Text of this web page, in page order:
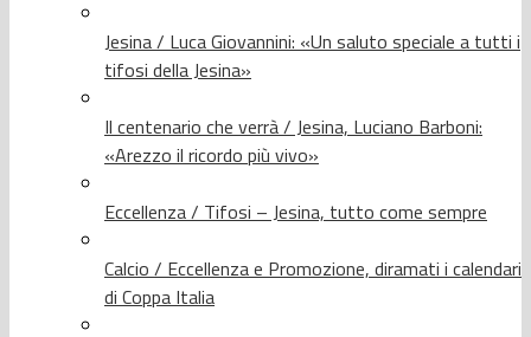
Jesina / Luca Giovannini: «Un saluto speciale a tutti i
tifosi della Jesina»
Il centenario che verrà / Jesina, Luciano Barboni:
«Arezzo il ricordo più vivo»
Eccellenza / Tifosi – Jesina, tutto come sempre
Calcio / Eccellenza e Promozione, diramati i calendari
di Coppa Italia